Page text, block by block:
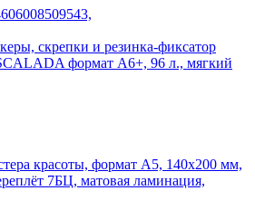
скрепки и резинка-фиксатор
формат А6+, 96 л., мягкий